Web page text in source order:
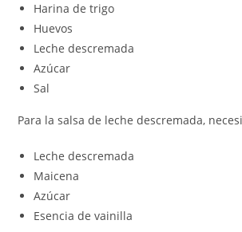
Harina de trigo
Huevos
Leche descremada
Azúcar
Sal
Para la salsa de leche descremada,
Leche descremada
Maicena
Azúcar
Esencia de vainilla